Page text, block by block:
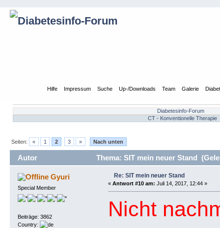
Hilfe Impressum Suche Up-/Downloads Team Galerie
Diabetesinfo-Forum
CT - Konventionelle Therapie
Seiten: « 1 2 3 » Nach unten
Autor Thema: SIT mein neuer Stand
Gyuri
Special Member
Beiträge: 3862
Country:
Re: SIT mein neuer Stand
« Antwort #10 am: Juli 14, 2017, 12:44 »
Nicht